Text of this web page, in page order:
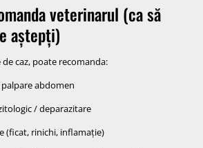
veterinarul (ca să
aștepți)
caz, poate recomanda:
abdomen
/ deparazitare
(ficat, rinichi, inflamație)